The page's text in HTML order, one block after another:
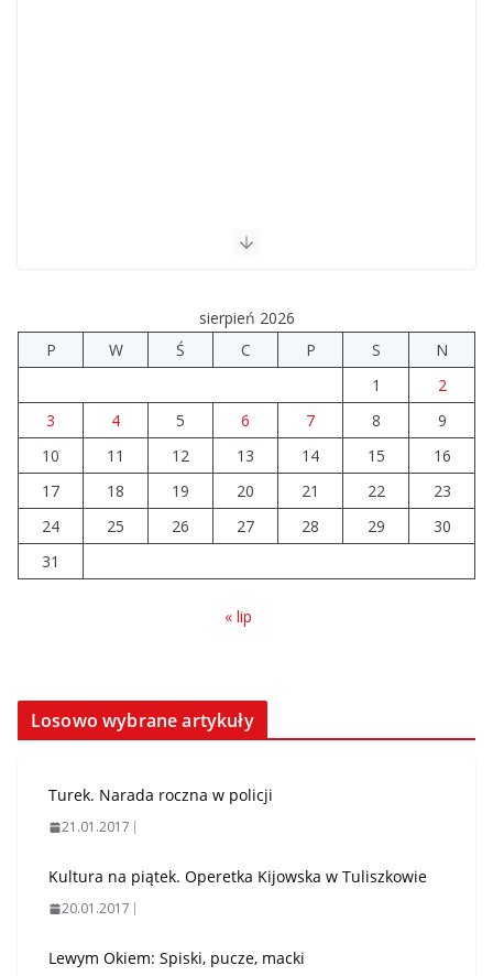
sierpień 2026
P
W Ś C P S
N
1
2
3
4 5 6 7 8
9
10
11 12 13 14 15
16
17
18 19 20 21 22
23
24
25 26 27 28 29
30
31
« lip
Losowo wybrane artykuły
Turek. Narada roczna w policji
21.01.2017
Kultura na piątek. Operetka Kijowska w Tuliszkowie
20.01.2017
Lewym Okiem: Spiski, pucze, macki